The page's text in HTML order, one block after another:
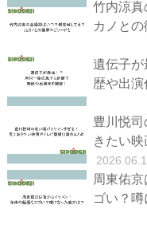
竹内涼真
カノと
遺伝子が
歴や出演
豊川悦
きたい
周東佑
ゴい？噂